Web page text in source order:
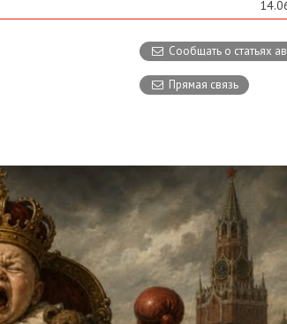
Сообщать о статьях
Прямая связь